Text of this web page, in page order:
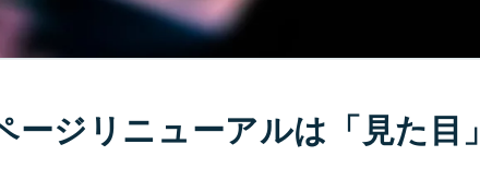
ジリニューアルは「見た目」